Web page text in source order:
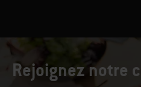
Rejoignez notre